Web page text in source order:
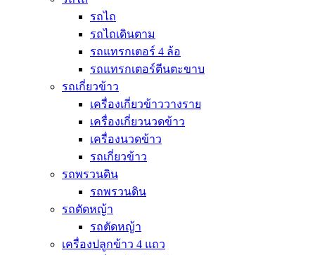
รถไถ
รถไถเดินตาม
รถแทรกเตอร์ 4 ล้อ
รถแทรกเตอร์ตีนตะขาบ
รถเกี่ยวข้าว
เครื่องเกี่ยวข้าววางราย
เครื่องเกี่ยวนวดข้าว
เครื่องนวดข้าว
รถเกี่ยวข้าว
รถพรวนดิน
รถพรวนดิน
รถตัดหญ้า
รถตัดหญ้า
เครื่องปลูกข้าว 4 แถว